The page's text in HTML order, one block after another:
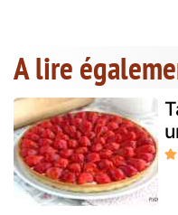
A lire